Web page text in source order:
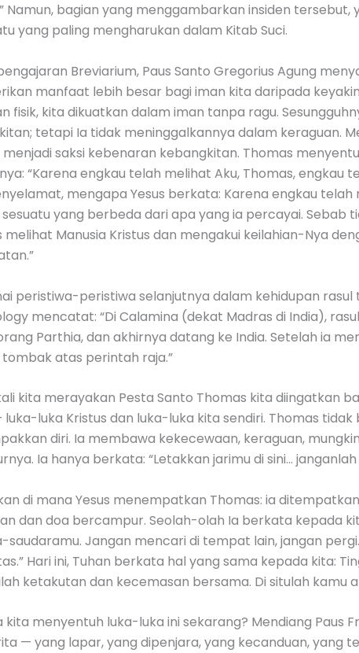
Namun, bagian yang menggambarkan insiden
yang paling mengharukan dalam Kitab Suci.
Breviarium, Paus Santo Gregorius Agung
manfaat lebih besar bagi iman kita daripada
fisik, kita dikuatkan dalam iman tanpa ragu.
tetapi Ia tidak meninggalkannya dalam keraguan.
menjadi saksi kebenaran kebangkitan. Thomas
“Karena engkau telah melihat Aku, Thomas,
mengapa Yesus berkata: Karena engkau
yang berbeda dari apa yang ia percayai. Sebab
melihat Manusia Kristus dan mengakui keilahian-Nya
peristiwa-peristiwa selanjutnya dalam kehidupan
mencatat: “Di Calamina (dekat Madras di India),
Parthia, dan akhirnya datang ke India. Setelah ia
atas perintah raja.”
kita merayakan Pesta Santo Thomas kita diingatkan
luka Kristus dan luka-luka kita sendiri. Thomas
diri. Ia membawa kekecewaan, keraguan,
Ia hanya berkata: “Letakkan jarimu di sini…
di mana Yesus menempatkan Thomas: ia
dan doa bercampur. Seolah-olah Ia berkata kepada
saudaramu. Jangan mencari di tempat lain, jangan
Hari ini, Tuhan berkata hal yang sama kepada kita:
ketakutan dan kecemasan bersama. Di situlah kamu
kita menyentuh luka-luka ini sekarang? Mendiang Paus
— yang lapar, yang dipenjara, yang kecanduan, yang